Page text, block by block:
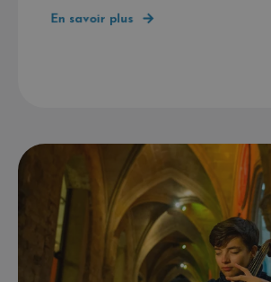
En savoir plus